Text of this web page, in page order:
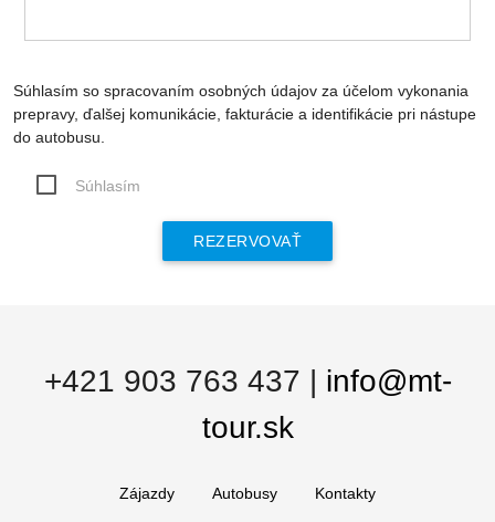
Súhlasím so spracovaním osobných údajov za účelom vykonania
prepravy, ďalšej komunikácie, fakturácie a identifikácie pri nástupe
do autobusu.
Súhlasím
+421 903 763 437 | info@mt-
tour.sk
Zájazdy Autobusy Kontakty